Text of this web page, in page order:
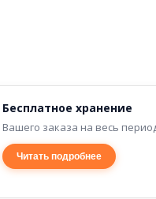
Бесплатное хранение
Вашего заказа на весь
Читать подробнее